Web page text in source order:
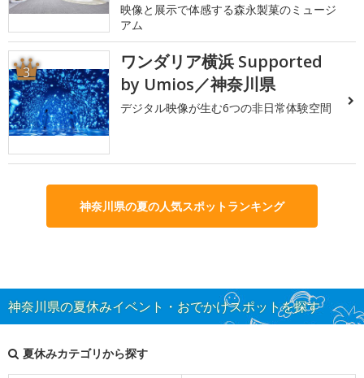
映像と展示で体感する森永製菓のミュージ
アム
3
ワンダリア横浜 Supported
by Umios／神奈川県
デジタル映像が生む6つの非日常体験空間
神奈川県の夏の人気スポットランキング
神奈川県の夏休みイベント・おでかけスポットを探す
夏休みカテゴリから探す